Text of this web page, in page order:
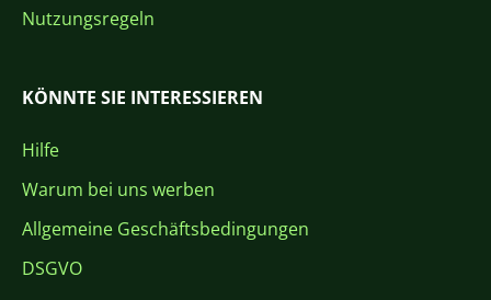
Nutzungsregeln
KÖNNTE SIE INTERESSIEREN
Hilfe
Warum bei uns werben
Allgemeine Geschäftsbedingungen
DSGVO